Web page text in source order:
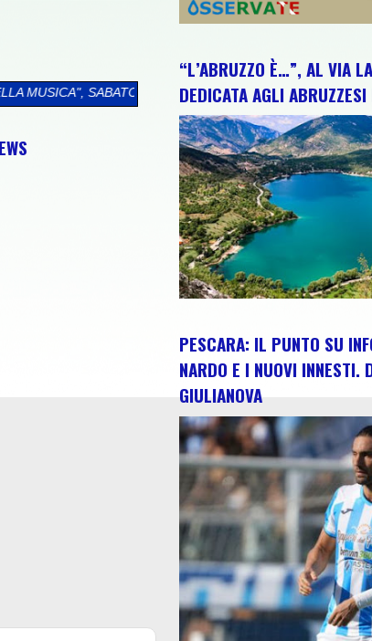
UNA GIORNATA TRA CULTURA, ARTE, CONCERTO E
“L’ABRUZZO È…”, AL VIA
DEDICATA AGLI ABRUZZESI
PESCARA: IL PUNTO SU
NARDO E I NUOVI INNESTI.
GIULIANOVA